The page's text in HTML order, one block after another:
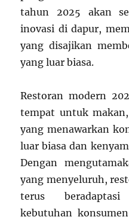
tahun 2025 akan
inovasi di dapur,
yang disajikan
yang luar biasa.
Restoran modern
tempat untuk
yang menawarkan
luar biasa dan
Dengan
yang menyeluruh,
terus
kebutuhan